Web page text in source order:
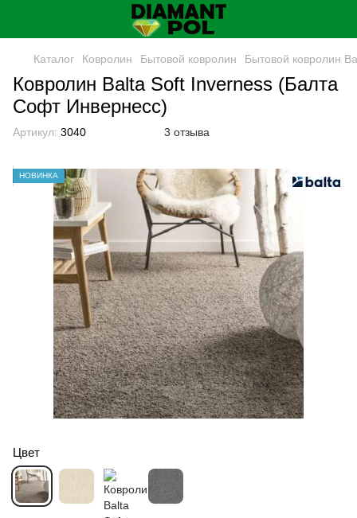
Каталог Кoврoлин Бытовой ковролин Бытовой ковролин
Ковролин Balta Soft Inverness (Балта
Софт Инвернесс)
Артикул: 3040 3 отзыва
НОВИНКА
Цвет